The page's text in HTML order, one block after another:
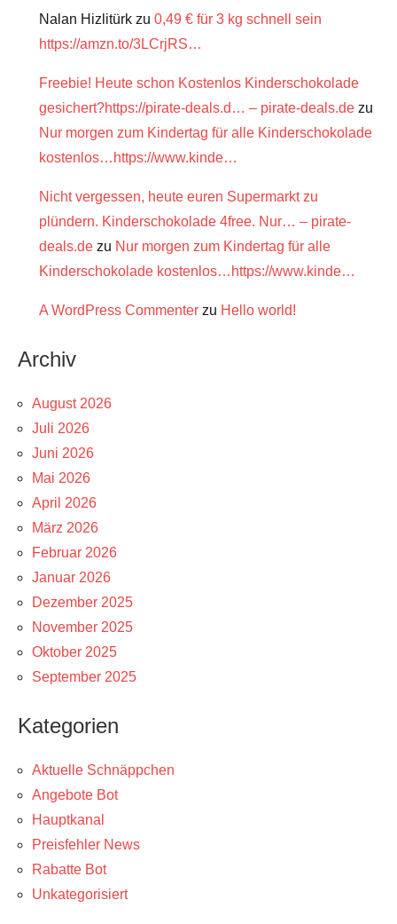
Nalan Hizlitürk zu 0,49 € für 3 kg schnell sein
https://amzn.to/3LCrjRS…
Freebie! Heute schon Kostenlos Kinderschokolade
gesichert?https://pirate-deals.d… – pirate-deals.de zu
Nur morgen zum Kindertag für alle Kinderschokolade
kostenlos…https://www.kinde…
Nicht vergessen, heute euren Supermarkt zu
plündern. Kinderschokolade 4free. Nur… – pirate-
deals.de zu Nur morgen zum Kindertag für alle
Kinderschokolade kostenlos…https://www.kinde…
A WordPress Commenter zu Hello world!
Archiv
August 2026
Juli 2026
Juni 2026
Mai 2026
April 2026
März 2026
Februar 2026
Januar 2026
Dezember 2025
November 2025
Oktober 2025
September 2025
Kategorien
Aktuelle Schnäppchen
Angebote Bot
Hauptkanal
Preisfehler News
Rabatte Bot
Unkategorisiert